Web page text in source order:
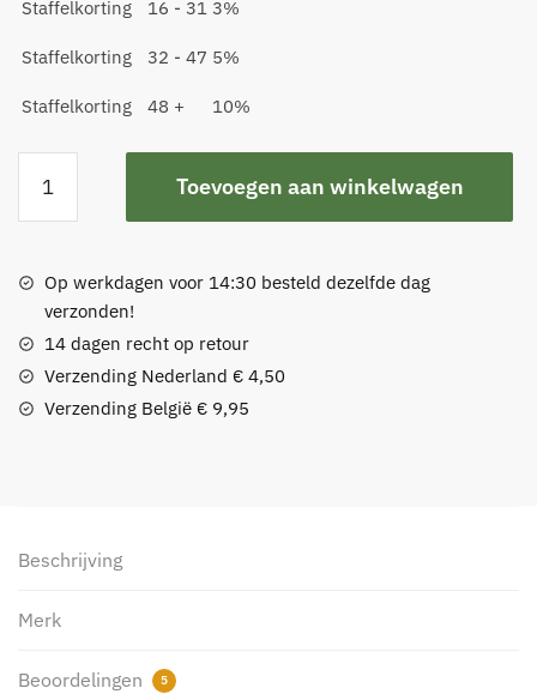
Staffelkorting 16 - 31 3%
Staffelkorting 32 - 47 5%
Staffelkorting 48 + 10%
Rechthoek
met
30x18mm
aantal
Toevoegen aan winkelwagen
Op werkdagen voor 14:30 besteld dezelfde dag
verzonden!
14 dagen recht op retour
Verzending Nederland € 4,50
Verzending België € 9,95
Beschrijving
Merk
Beoordelingen 5